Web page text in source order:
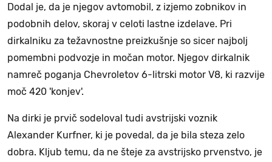
Dodal je, da je njegov avtomobil, z izjemo zobnikov in
podobnih delov, skoraj v celoti lastne izdelave. Pri
dirkalniku za težavnostne preizkušnje so sicer najbolj
pomembni podvozje in močan motor. Njegov dirkalnik
namreč poganja Chevroletov 6-litrski motor V8, ki razvije
moč 420 'konjev'.
Na dirki je prvič sodeloval tudi avstrijski voznik
Alexander Kurfner, ki je povedal, da je bila steza zelo
dobra. Kljub temu, da ne šteje za avstrijsko prvenstvo, je